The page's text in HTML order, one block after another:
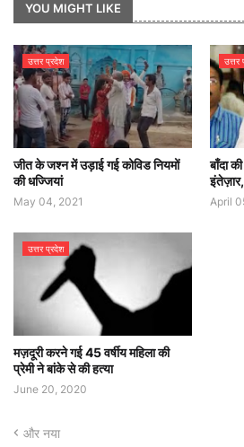
YOU MIGHT LIKE
उत्तर प्रदेश
जीत के जश्न में उड़ाई गई कोविड नियमों
की धज्जियां
May 04, 2021
उत्तर
बाँदा
April
उत्तर प्रदेश
मज़दूरी करने गई 45 वर्षीय महिला की
प्रेमी ने बांके से की हत्या
June 20, 2020
और नया